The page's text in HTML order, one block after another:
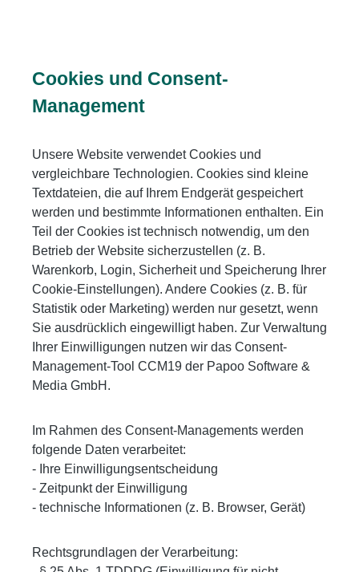
Cookies und Consent-
Management
Unsere Website verwendet Cookies und
vergleichbare Technologien. Cookies sind kleine
Textdateien, die auf Ihrem Endgerät gespeichert
werden und bestimmte Informationen enthalten. Ein
Teil der Cookies ist technisch notwendig, um den
Betrieb der Website sicherzustellen (z. B.
Warenkorb, Login, Sicherheit und Speicherung Ihrer
Cookie-Einstellungen). Andere Cookies (z. B. für
Statistik oder Marketing) werden nur gesetzt, wenn
Sie ausdrücklich eingewilligt haben. Zur Verwaltung
Ihrer Einwilligungen nutzen wir das Consent-
Management-Tool CCM19 der Papoo Software &
Media GmbH.
Im Rahmen des Consent-Managements werden
folgende Daten verarbeitet:
- Ihre Einwilligungsentscheidung
- Zeitpunkt der Einwilligung
- technische Informationen (z. B. Browser, Gerät)
Rechtsgrundlagen der Verarbeitung: